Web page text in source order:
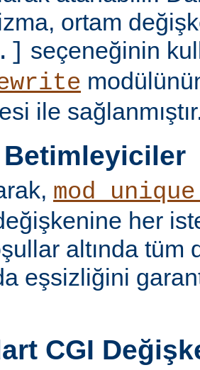
ortam
seçeneğinin
ile
her
altında tüm
eşsizliğini
CGI